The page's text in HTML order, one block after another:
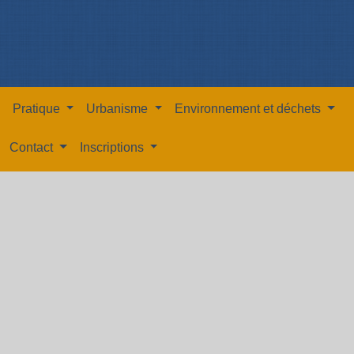
Pratique Urbanisme Environnement et déchets
Contact Inscriptions